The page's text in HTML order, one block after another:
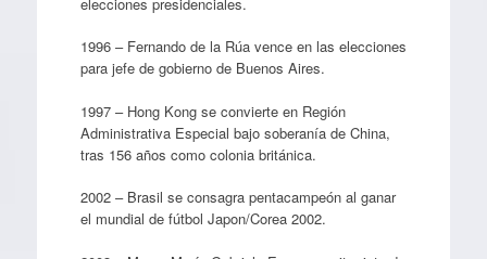
1996 – Fernando de la Rúa vence en las elecciones
para jefe de gobierno de Buenos Aires.
1997 – Hong Kong se convierte en Región
Administrativa Especial bajo soberanía de China,
tras 156 años como colonia británica.
2002 – Brasil se consagra pentacampeón al ganar
el mundial de fútbol Japon/Corea 2002.